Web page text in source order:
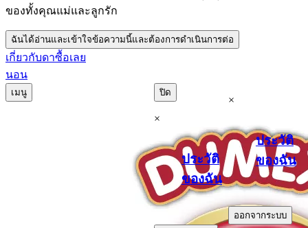
ของทั้งคุณแม่และลูกรัก
ฉันได้อ่านและเข้าใจข้อความนี้และต้องการดำเนินการต่อ
เกี่ยวกับดา
นอน
ซื้อเลย
เมนู ปิด
×
ประวัติ
ของฉัน
.
×
ประวัติ
ของฉัน
.
ออกจากระบบ